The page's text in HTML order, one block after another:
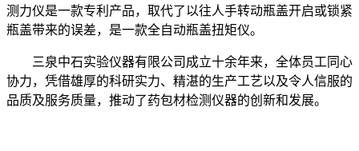
测力仪是一款专利产品，取代了以往人手转动瓶盖开启或锁紧
瓶盖带来的误差，是一款全自动瓶盖扭矩仪。
三泉中石实验仪器有限公司成立十余年来，全体员工同心
协力，凭借雄厚的科研实力、精湛的生产工艺以及令人信服的
品质及服务质量，推动了药包材检测仪器的创新和发展。